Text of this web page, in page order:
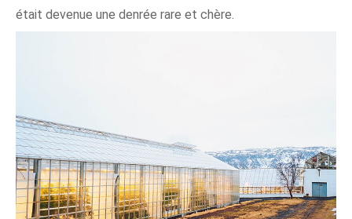
était devenue une denrée rare et chère.